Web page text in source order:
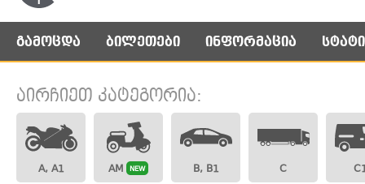
გამოცდა ბილეთები ინფორმაცია
აირჩიეთ კატეგორია:
A, A1 AM NEW B, B1 C